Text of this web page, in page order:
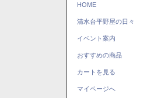
HOME
清水台平野屋の日々
イベント案内
おすすめの商品
カートを見る
マイページへ